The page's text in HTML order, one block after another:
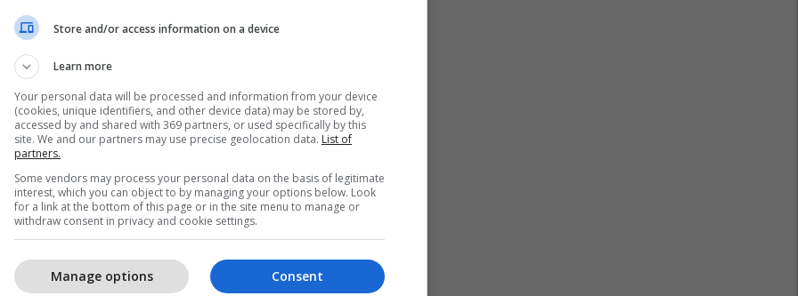
oppose European Commission
Chapter 3 for Serbia
Store and/or access information on a device
Learn more
Your personal data will be processed and information from your device
(cookies, unique identifiers, and other device data) may be stored by,
accessed by and shared with 369 partners, or used specifically by this
site. We and our partners may use precise geolocation data. List of
partners.
Some vendors may process your personal data on the basis of legitimate
interest, which you can object to by managing your options below. Look
for a link at the bottom of this page or in the site menu to manage or
withdraw consent in privacy and cookie settings.
Consent
Manage options